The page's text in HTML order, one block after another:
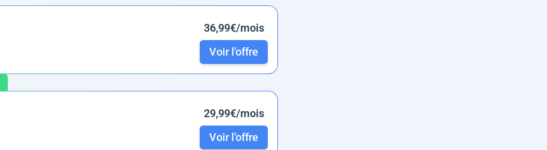
36,99€/mois
Voir l'offre
29,99€/mois
Voir l'offre